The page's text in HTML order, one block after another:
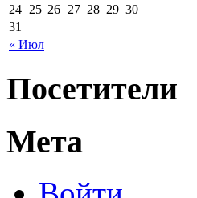
« Июл
24 25 26 27 28 29 30
31
Посетители
Мета